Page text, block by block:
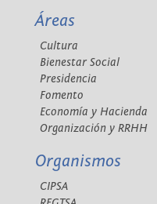
Áreas
Cultura
Bienestar Social
Presidencia
Fomento
Economía y Hacienda
Organización y RRHH
Organismos
CIPSA